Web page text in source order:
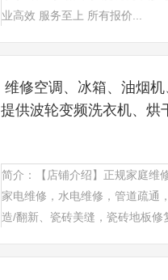
业高效 服务至上 所有报价...
维修空调、冰箱、油烟
提供波轮变频洗衣机、烘
简介：【店铺介绍】正规家庭维
家电维修，水电维修，管道疏通
造/翻新、瓷砖美缝，瓷砖地板修